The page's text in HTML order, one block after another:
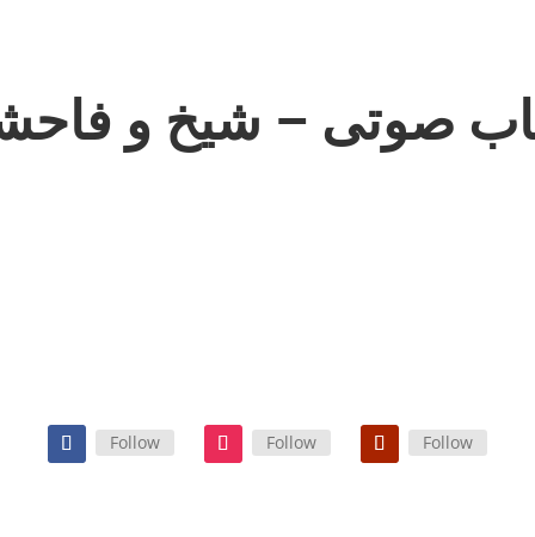
صوتی – شیخ و
Follow Follow Follow